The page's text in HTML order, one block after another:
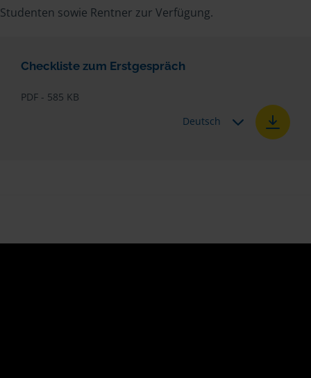
Studenten sowie Rentner zur Verfügung.
Checkliste zum Erstgespräch
PDF - 585 KB
Deutsch